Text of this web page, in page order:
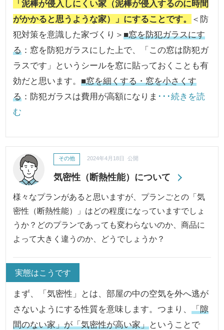
「泥棒が侵入しにくい家（泥棒が侵入するのに時間
がかかると思うような家）」にすることです。
＜防
犯対策を意識した家づくり＞■窓を防犯ガラスにす
る ：窓を防犯ガラスにした上で、「この窓は防犯ガ
ラスです」というシールを窓に貼っておくことも有
効だと思います。■窓を細くする・窓を小さくす
る ：防犯ガラスは費用が高額になりま ･･･続きを読
む
気密性（断熱性能）について
その他 2024年4月18日 公開
様々なプランがあると思いますが、プランごとの「気
密性（断熱性能）」はどの程度になっていますでしょ
うか？どのプランであっても変わらないのか、商品に
よって大きく違うのか、どうでしょうか？
実態はこうです
まず、「気密性」とは、部屋の中の空気を外へ逃が
さないようにする性質を意味します。つまり、「隙
間のない家」が「気密性が高い家」ということで